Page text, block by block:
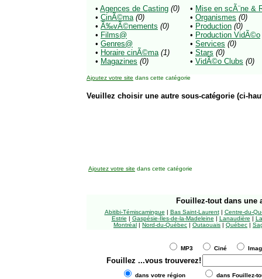
• Agences de Casting (0)
• CinÃ©ma (0)
• Ã‰vÃ©nements (0)
• Films@
• Genres@
• Horaire cinÃ©ma (1)
• Magazines (0)
• Mise en scÃ¨ne &
• Organismes (0)
• Production (0)
• Production VidÃ©o
• Services (0)
• Stars (0)
• VidÃ©o Clubs (0)
Ajoutez votre site dans cette catégorie
Veuillez choisir une autre sous-catégorie (ci-
Ajoutez votre site dans cette catégorie
Fouillez-tout dans une
Abitibi-Témiscamingue | Bas Saint-Laurent| Centre-du-
Estrie | Gaspésie-Îles-de-la-Madeleine | Lanaudière |
Montréal | Nord-du-Québec | Outaouais | Québec |
MP3 Ciné
Fouillez ...vous trouverez!
dans votre région dans Fouillez-